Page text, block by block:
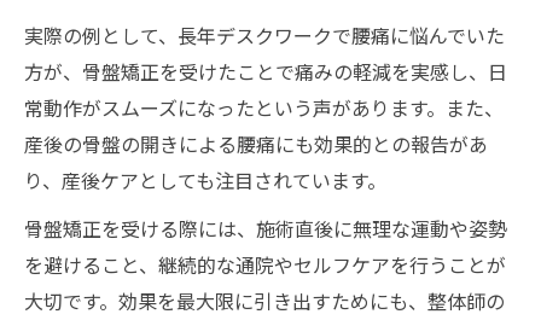
実際の例として、長年デスクワークで腰痛に悩んでいた
方が、骨盤矯正を受けたことで痛みの軽減を実感し、日
常動作がスムーズになったという声があります。また、
産後の骨盤の開きによる腰痛にも効果的との報告があ
り、産後ケアとしても注目されています。
骨盤矯正を受ける際には、施術直後に無理な運動や姿勢
を避けること、継続的な通院やセルフケアを行うことが
大切です。効果を最大限に引き出すためにも、整体師の